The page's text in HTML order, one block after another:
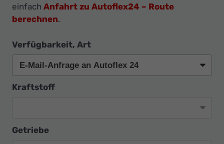
einfach Anfahrt zu Autoflex24 – Route
berechnen.
Verfügbarkeit, Art
Kraftstoff
Getriebe